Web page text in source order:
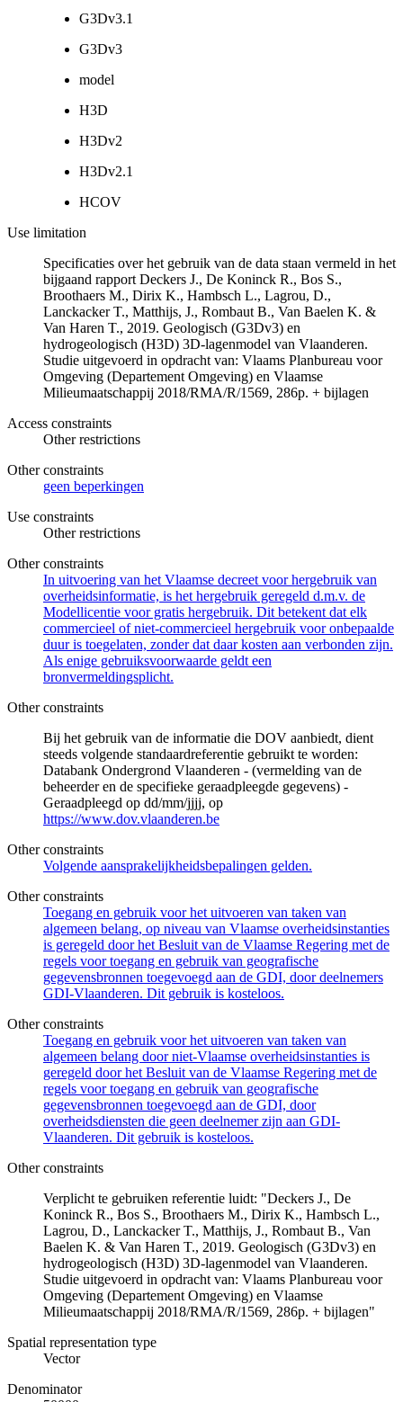
G3Dv3.1
G3Dv3
model
H3D
H3Dv2
H3Dv2.1
HCOV
Use limitation
Specificaties over het gebruik van de data staan vermeld in het
bijgaand rapport Deckers J., De Koninck R., Bos S.,
Broothaers M., Dirix K., Hambsch L., Lagrou, D.,
Lanckacker T., Matthijs, J., Rombaut B., Van Baelen K. &
Van Haren T., 2019. Geologisch (G3Dv3) en
hydrogeologisch (H3D) 3D-lagenmodel van Vlaanderen.
Studie uitgevoerd in opdracht van: Vlaams Planbureau voor
Omgeving (Departement Omgeving) en Vlaamse
Milieumaatschappij 2018/RMA/R/1569, 286p. + bijlagen
Access constraints
Other restrictions
Other constraints
geen beperkingen
Use constraints
Other restrictions
Other constraints
In uitvoering van het Vlaamse decreet voor hergebruik van
overheidsinformatie, is het hergebruik geregeld d.m.v. de
Modellicentie voor gratis hergebruik. Dit betekent dat elk
commercieel of niet-commercieel hergebruik voor onbepaalde
duur is toegelaten, zonder dat daar kosten aan verbonden zijn.
Als enige gebruiksvoorwaarde geldt een
bronvermeldingsplicht.
Other constraints
Bij het gebruik van de informatie die DOV aanbiedt, dient
steeds volgende standaardreferentie gebruikt te worden:
Databank Ondergrond Vlaanderen - (vermelding van de
beheerder en de specifieke geraadpleegde gegevens) -
Geraadpleegd op dd/mm/jjjj, op
https://www.dov.vlaanderen.be
Other constraints
Volgende aansprakelijkheidsbepalingen gelden.
Other constraints
Toegang en gebruik voor het uitvoeren van taken van
algemeen belang, op niveau van Vlaamse overheidsinstanties
is geregeld door het Besluit van de Vlaamse Regering met de
regels voor toegang en gebruik van geografische
gegevensbronnen toegevoegd aan de GDI, door deelnemers
GDI-Vlaanderen. Dit gebruik is kosteloos.
Other constraints
Toegang en gebruik voor het uitvoeren van taken van
algemeen belang door niet-Vlaamse overheidsinstanties is
geregeld door het Besluit van de Vlaamse Regering met de
regels voor toegang en gebruik van geografische
gegevensbronnen toegevoegd aan de GDI, door
overheidsdiensten die geen deelnemer zijn aan GDI-
Vlaanderen. Dit gebruik is kosteloos.
Other constraints
Verplicht te gebruiken referentie luidt: "Deckers J., De
Koninck R., Bos S., Broothaers M., Dirix K., Hambsch L.,
Lagrou, D., Lanckacker T., Matthijs, J., Rombaut B., Van
Baelen K. & Van Haren T., 2019. Geologisch (G3Dv3) en
hydrogeologisch (H3D) 3D-lagenmodel van Vlaanderen.
Studie uitgevoerd in opdracht van: Vlaams Planbureau voor
Omgeving (Departement Omgeving) en Vlaamse
Milieumaatschappij 2018/RMA/R/1569, 286p. + bijlagen"
Spatial representation type
Vector
Denominator